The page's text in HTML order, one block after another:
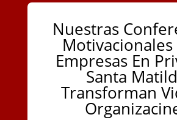
Nuestras
Motivacionales
Empresas En
Santa
Transforman